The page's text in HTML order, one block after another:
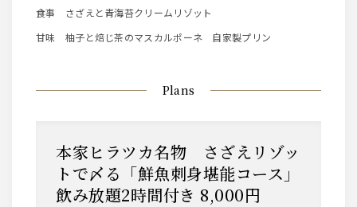
食事 さざえと青海苔クリームリゾット
甘味 柚子と焙じ茶のマスカルポーネ 自家製プリン
Plans
本家ヒラツカ名物 さざえリゾッ
トで〆る「鮮魚刺身堪能コース」
飲み放題2時間付き 8,000円